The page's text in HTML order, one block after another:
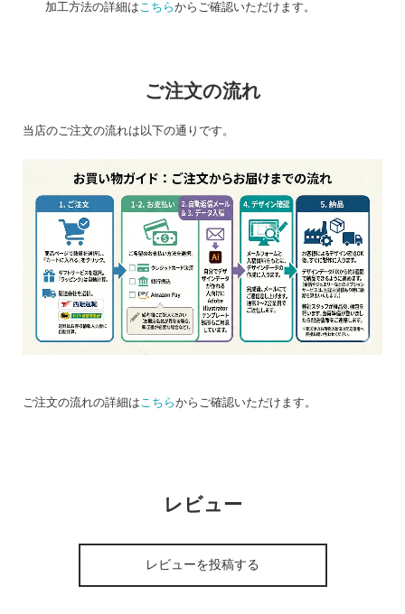
加工方法の詳細はこちらからご確認いただけます。
ご注文の流れ
当店のご注文の流れは以下の通りです。
ご注文の流れの詳細はこちらからご確認いただけます。
レビュー
レビューを投稿する